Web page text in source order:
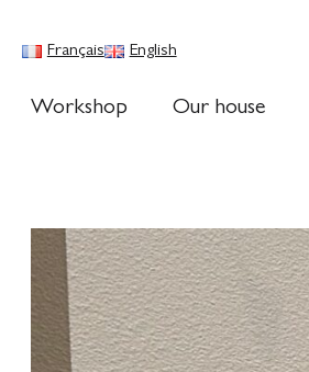
Français English
Workshop Our house